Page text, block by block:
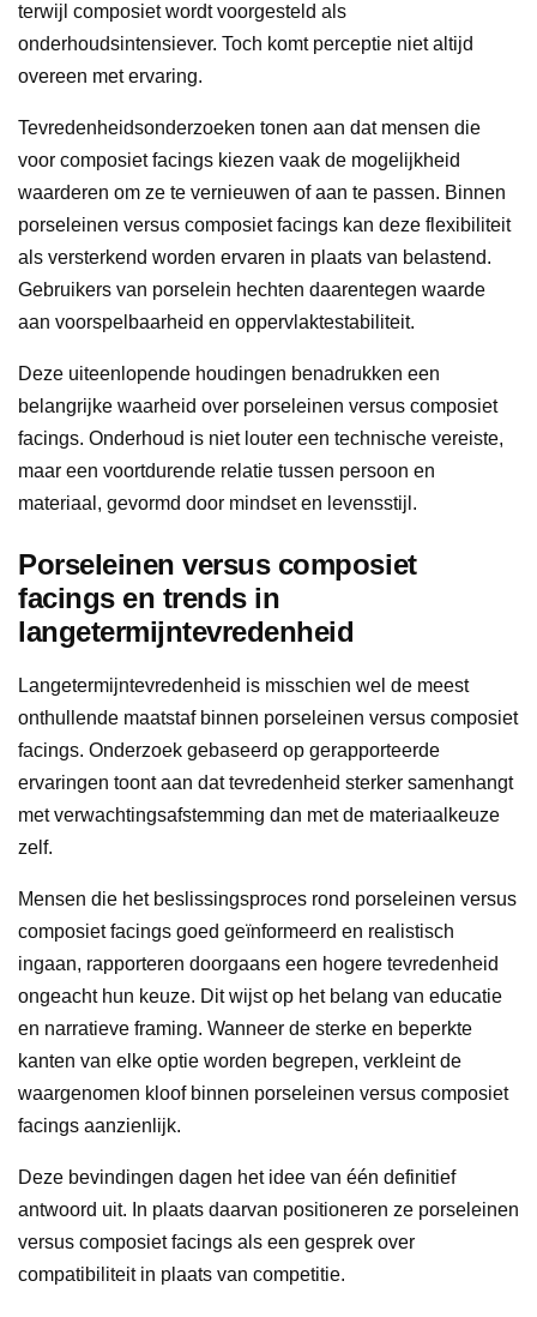
terwijl composiet wordt voorgesteld als
onderhoudsintensiever. Toch komt perceptie niet altijd
overeen met ervaring.
Tevredenheidsonderzoeken tonen aan dat mensen die
voor composiet facings kiezen vaak de mogelijkheid
waarderen om ze te vernieuwen of aan te passen. Binnen
porseleinen versus composiet facings kan deze flexibiliteit
als versterkend worden ervaren in plaats van belastend.
Gebruikers van porselein hechten daarentegen waarde
aan voorspelbaarheid en oppervlaktestabiliteit.
Deze uiteenlopende houdingen benadrukken een
belangrijke waarheid over porseleinen versus composiet
facings. Onderhoud is niet louter een technische vereiste,
maar een voortdurende relatie tussen persoon en
materiaal, gevormd door mindset en levensstijl.
Porseleinen versus composiet
facings en trends in
langetermijntevredenheid
Langetermijntevredenheid is misschien wel de meest
onthullende maatstaf binnen porseleinen versus composiet
facings. Onderzoek gebaseerd op gerapporteerde
ervaringen toont aan dat tevredenheid sterker samenhangt
met verwachtingsafstemming dan met de materiaalkeuze
zelf.
Mensen die het beslissingsproces rond porseleinen versus
composiet facings goed geïnformeerd en realistisch
ingaan, rapporteren doorgaans een hogere tevredenheid
ongeacht hun keuze. Dit wijst op het belang van educatie
en narratieve framing. Wanneer de sterke en beperkte
kanten van elke optie worden begrepen, verkleint de
waargenomen kloof binnen porseleinen versus composiet
facings aanzienlijk.
Deze bevindingen dagen het idee van één definitief
antwoord uit. In plaats daarvan positioneren ze porseleinen
versus composiet facings als een gesprek over
compatibiliteit in plaats van competitie.